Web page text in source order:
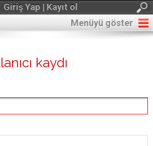
Giriş Yap | Kayıt ol
Menüyü göster
kaydı